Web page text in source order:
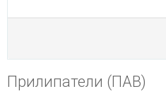
Прилипатели (ПАВ)